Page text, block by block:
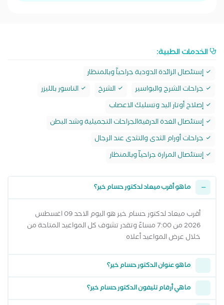
الخدمات الطبية:
إستئصال الزائدة الدودية جراحيآ وبالمنظار
جراحات الشرج والبواسير
الشرخ
الناسور بالليزر
إصلاح أوتار اليد وتسليك الاعصاب
إستئصال الغدة الدرقيةالجراحات التجميلية وشد البطن
جراحات أورام الثدى والتثدى عند الرجال
إستئصال المرارة جراحيآ وبالمنظار
ما هو أقرب ميعاد لدكتور حسام خير؟
أقرب ميعاد لدكتور حسام خير هو اليوم الاحد 09 اغسطس
2026 من 7:00 مساءً وتقدر تشوف كل المواعيد المتاحة من
خلال عرض المواعيد أعلاه
ما هو عنوان الدكتور حسام خير؟
ما هي أرقام تليفون الدكتور حسام خير؟